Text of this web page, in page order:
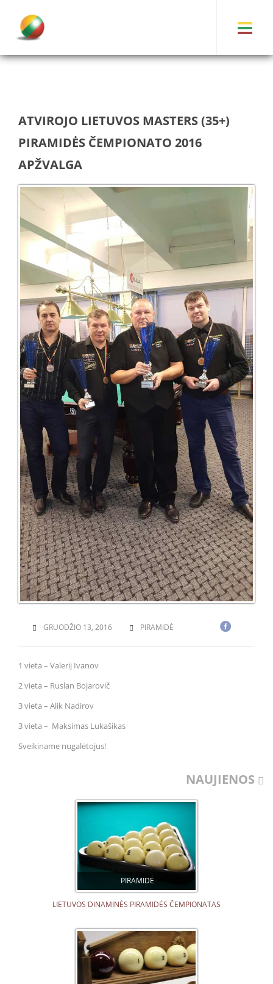
ATVIROJO LIETUVOS MASTERS (35+)
PIRAMIDĖS ČEMPIONATO 2016
APŽVALGA
GRUODŽIO 13, 2016 PIRAMIDĖ
1 vieta – Valerij Ivanov
2 vieta – Ruslan Bojarovič
3 vieta – Alik Nadirov
3 vieta – Maksimas Lukašikas
Sveikiname nugalėtojus!
NAUJIENOS
PIRAMIDĖ
LIETUVOS DINAMINĖS PIRAMIDĖS ČEMPIONATAS